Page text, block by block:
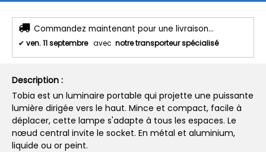
Commandez maintenant pour une livraison...
✔ ven. 11 septembre avec notre transporteur spécialisé
Description :
Tobia est un luminaire portable qui projette une puissante
lumière dirigée vers le haut. Mince et compact, facile à
déplacer, cette lampe s'adapte à tous les espaces. Le
nœud central invite le socket. En métal et aluminium,
liquide ou or peint.